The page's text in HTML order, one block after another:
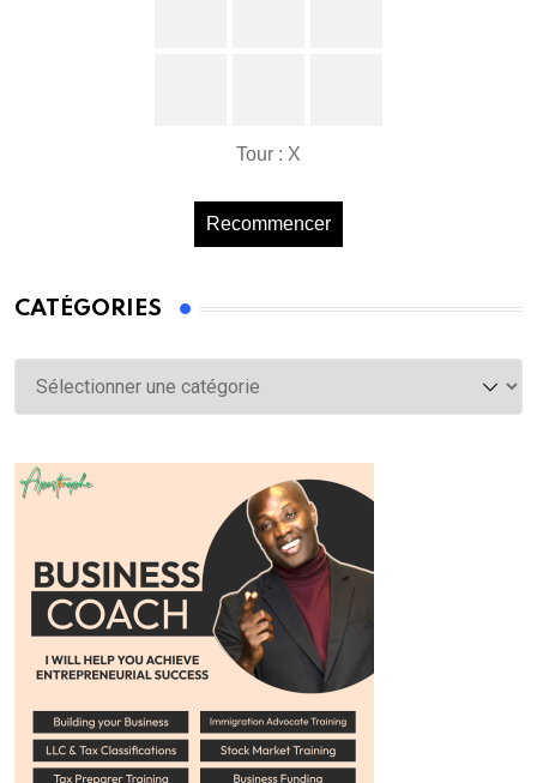
Tour : X
Recommencer
CATÉGORIES
Catégories